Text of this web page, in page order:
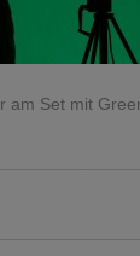
am Set mit